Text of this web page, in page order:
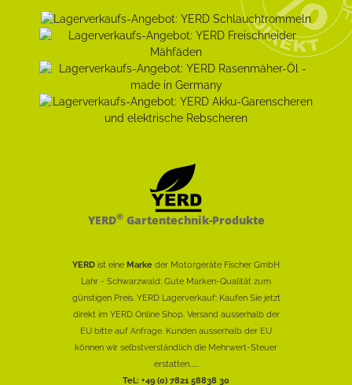
YERD®Gartentechnik-Produkte
YERD ist eine Marke der Motorgeräte Fischer GmbH
Lahr - Schwarzwald: Gute Marken-Qualität zum
günstigen Preis. YERD Lagerverkauf: Kaufen Sie jetzt
direkt im YERD Online Shop. Versand ausserhalb der
EU bitte auf Anfrage. Kunden ausserhalb der EU
können wir selbstverständlich die Mehrwert-Steuer
erstatten......
Tel.: +49 (0) 7821 58838 30